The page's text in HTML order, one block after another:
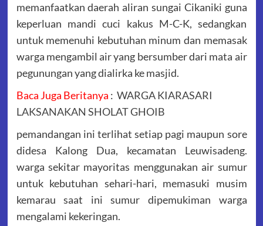
memanfaatkan daerah aliran sungai Cikaniki guna
keperluan mandi cuci kakus M-C-K, sedangkan
untuk memenuhi kebutuhan minum dan memasak
warga mengambil air yang bersumber dari mata air
pegunungan yang dialirka ke masjid.
Baca Juga Beritanya : WARGA KIARASARI
LAKSANAKAN SHOLAT GHOIB
pemandangan ini terlihat setiap pagi maupun sore
didesa Kalong Dua, kecamatan Leuwisadeng.
warga sekitar mayoritas menggunakan air sumur
untuk kebutuhan sehari-hari, memasuki musim
kemarau saat ini sumur dipemukiman warga
mengalami kekeringan.